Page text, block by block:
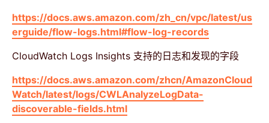
https://docs.aws.amazon.com/zh_cn/vpc/latest/us
erguide/flow-logs.html#flow-log-records
CloudWatch Logs Insights 支持的日志和发现的字段
https://docs.aws.amazon.com/zhcn/AmazonCloud
Watch/latest/logs/CWLAnalyzeLogData-
discoverable-fields.html